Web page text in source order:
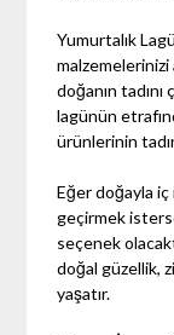
Yumurtalık
malzemelerinizi
doğanın
lagünün
ürünlerinin
Eğer doğayla
geçirmek
seçenek
doğal güzellik,
yaşatır.